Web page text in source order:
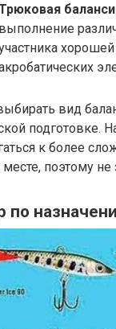
выполнение
вид
подготовке.
к более
поэтому
по